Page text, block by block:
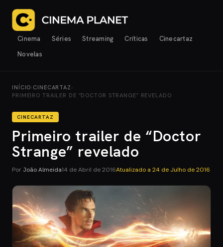
Cinema Séries Streaming Críticas
Cinecartaz
Novelas
INÍCIO› CINECARTAZ ›
PRIMEIRO TRAILER DE “DOCTOR STRANGE” REVELADO
CINECARTAZ
Primeiro trailer de “Doctor
Strange” revelado
Por João Almeida14 de Abril de 2016Atualizado a 24 de Julho de 2016